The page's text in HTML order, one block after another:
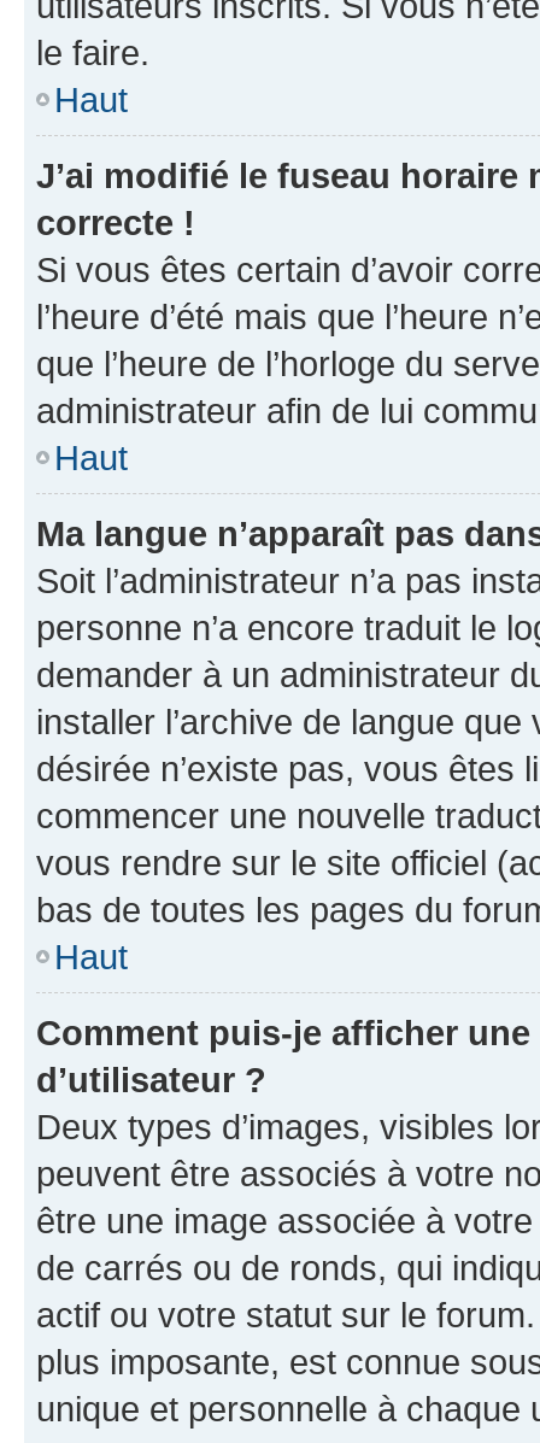
le faire.
Haut
J’ai modifié le fuseau horaire
correcte !
Si vous êtes certain d’avoir
l’heure d’été mais que l’heure
que l’heure de l’horloge du
administrateur afin de lui
Haut
Ma langue n’apparaît pas
Soit l’administrateur n’a pas
personne n’a encore traduit le
demander à un administrateur
installer l’archive de langue
désirée n’existe pas, vous êtes
commencer une nouvelle
vous rendre sur le site officiel
bas de toutes les pages du
Haut
Comment puis-je afficher
d’utilisateur ?
Deux types d’images, visibles
peuvent être associés à votre
être une image associée à
de carrés ou de ronds, qui
actif ou votre statut sur le
plus imposante, est connue
unique et personnelle à chaque